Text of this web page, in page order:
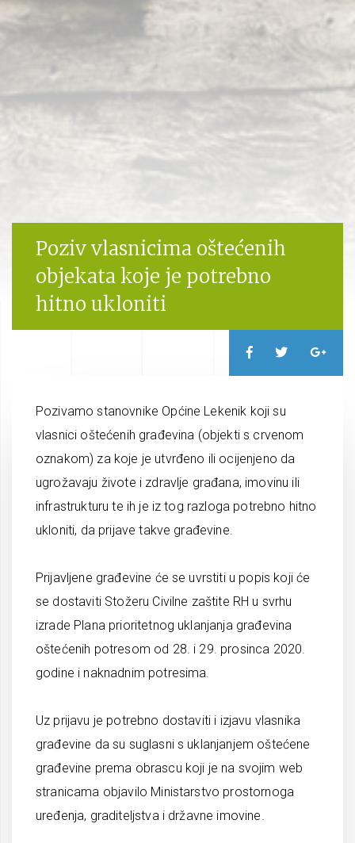
Poziv vlasnicima oštećenih
objekata koje je potrebno
hitno ukloniti
Pozivamo stanovnike Općine Lekenik koji su
vlasnici oštećenih građevina (objekti s crvenom
oznakom) za koje je utvrđeno ili ocijenjeno da
ugrožavaju živote i zdravlje građana, imovinu ili
infrastrukturu te ih je iz tog razloga potrebno hitno
ukloniti, da prijave takve građevine.
Prijavljene građevine će se uvrstiti u popis koji će
se dostaviti Stožeru Civilne zaštite RH u svrhu
izrade Plana prioritetnog uklanjanja građevina
oštećenih potresom od 28. i 29. prosinca 2020.
godine i naknadnim potresima.
Uz prijavu je potrebno dostaviti i izjavu vlasnika
građevine da su suglasni s uklanjanjem oštećene
građevine prema obrascu koji je na svojim web
stranicama objavilo Ministarstvo prostornoga
uređenja, graditeljstva i državne imovine.